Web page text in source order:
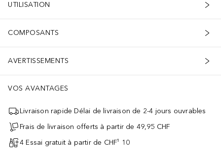
UTILISATION
COMPOSANTS
AVERTISSEMENTS
VOS AVANTAGES
Livraison rapide Délai de livraison de 2-4 jours ouvrables
Frais de livraison offerts à partir de 49,95 CHF
4 Essai gratuit à partir de CHF¹ 10